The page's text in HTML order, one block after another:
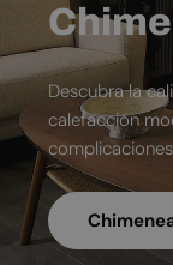
Descubra la
calefacción